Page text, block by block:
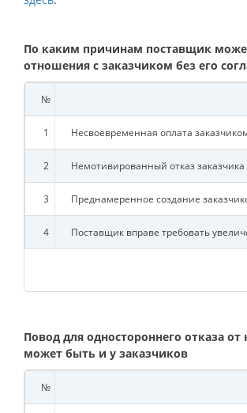
По каким причинам поставщик
отношения с заказчиком без его
№
1 Несвоевременная оплата
2 Немотивированный отказ
3 Преднамеренное создание
4 Поставщик вправе требовать
Повод для одностороннего отказа от
может быть и у заказчиков
№